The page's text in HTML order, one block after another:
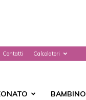
Contatti Calcolatori
BAMBINO